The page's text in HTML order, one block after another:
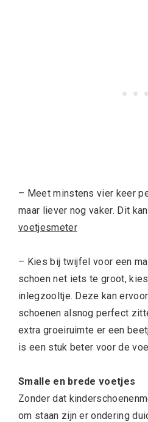
– Meet minstens vier keer
maar liever nog vaker. Dit
voetjesmeter
– Kies bij twijfel voor een
schoen net iets te groot,
inlegzooltje. Deze kan
schoenen alsnog perfect
extra groeiruimte er een
is een stuk beter voor de
Smalle en brede voetjes
Zonder dat
om staan zijn er ondering